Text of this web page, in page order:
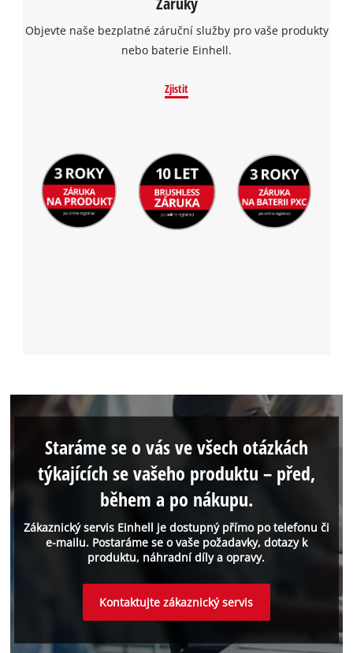
Objevte naše bezplatné záruční služby pro vaše produkty
nebo baterie Einhell.
Zjistit
Zákaznický servis Einhell je dostupný přímo po telefonu či
e-mailu. Postaráme se o vaše požadavky, dotazy k
produktu, náhradní díly a opravy.
Staráme se o vás ve všech otázkách
týkajících se vašeho produktu – před,
během a po nákupu.
Kontaktujte zákaznický servis